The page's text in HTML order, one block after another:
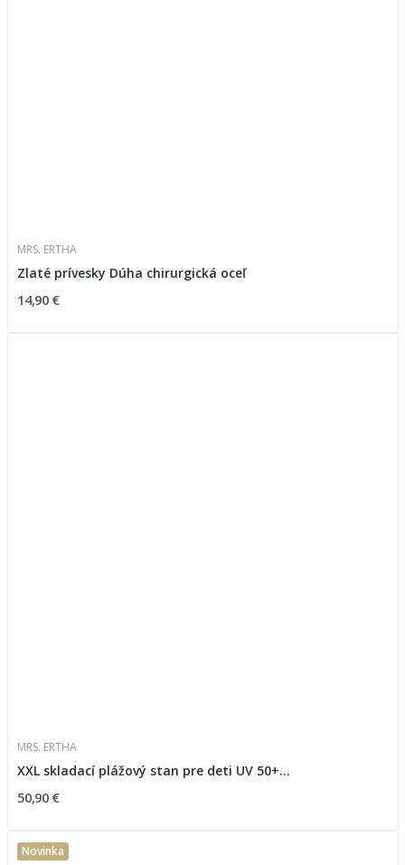
MRS. ERTHA
Zlaté prívesky Dúha chirurgická oceľ
14,90 €
MRS. ERTHA
XXL skladací plážový stan pre deti UV 50+...
50,90 €
Novinka